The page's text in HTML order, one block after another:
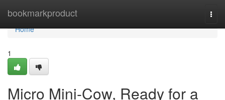
bookmarkproduct
Home
Home
1
Micro Mini-Cow, Ready for a